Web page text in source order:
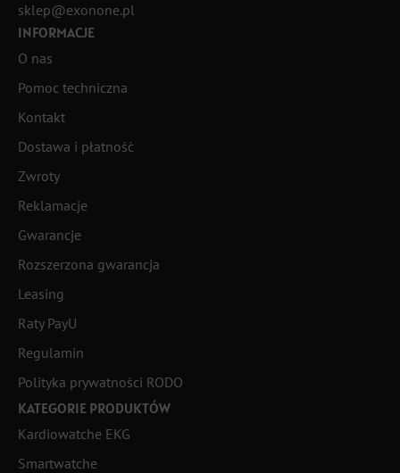
sklep@exonone.pl
INFORMACJE
O nas
Pomoc techniczna
Kontakt
Dostawa i płatność
Zwroty
Reklamacje
Gwarancje
Rozszerzona gwarancja
Leasing
Raty PayU
Regulamin
Polityka prywatności RODO
KATEGORIE PRODUKTÓW
Kardiowatche EKG
Smartwatche